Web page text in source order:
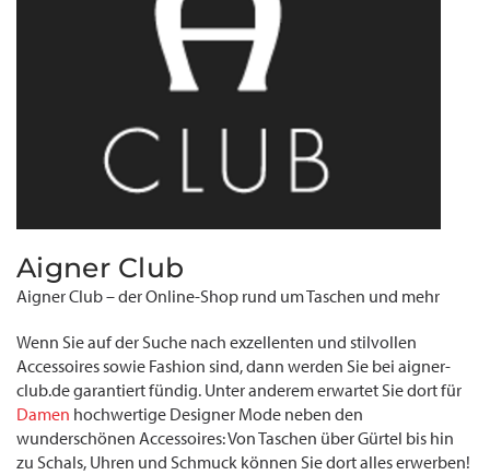
Aigner Club
Aigner Club – der Online-Shop rund um Taschen und mehr
Wenn Sie auf der Suche nach exzellenten und stilvollen
Accessoires sowie Fashion sind, dann werden Sie bei aigner-
club.de garantiert fündig. Unter anderem erwartet Sie dort für
Damen hochwertige Designer Mode neben den
wunderschönen Accessoires: Von Taschen über Gürtel bis hin
zu Schals, Uhren und Schmuck können Sie dort alles erwerben!